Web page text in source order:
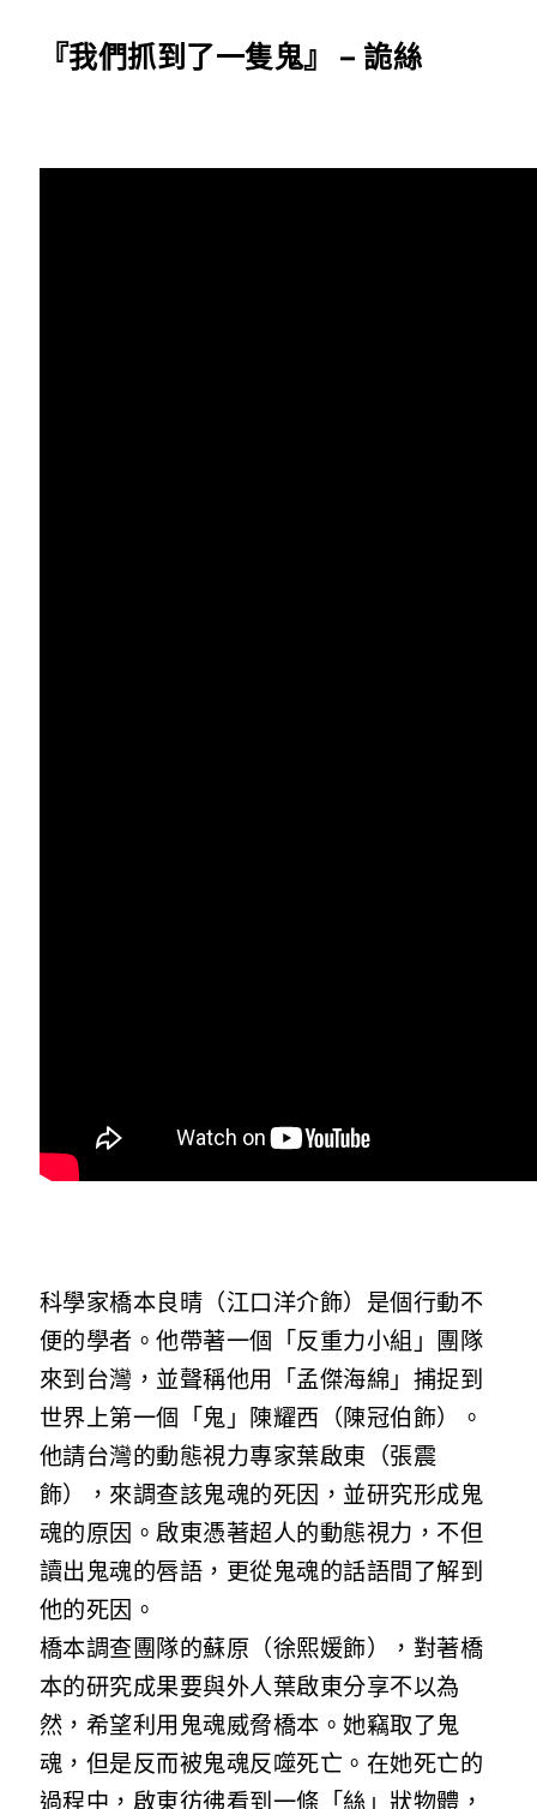
『我們抓到了一隻鬼』 – 詭絲
科學家橋本良晴（江口洋介飾）是個行動不
便的學者。他帶著一個「反重力小組」團隊
來到台灣，並聲稱他用「孟傑海綿」捕捉到
世界上第一個「鬼」陳耀西（陳冠伯飾）。
他請台灣的動態視力專家葉啟東（張震
飾），來調查該鬼魂的死因，並研究形成鬼
魂的原因。啟東憑著超人的動態視力，不但
讀出鬼魂的唇語，更從鬼魂的話語間了解到
他的死因。
橋本調查團隊的蘇原（徐熙媛飾），對著橋
本的研究成果要與外人葉啟東分享不以為
然，希望利用鬼魂威脅橋本。她竊取了鬼
魂，但是反而被鬼魂反噬死亡。在她死亡的
過程中，啟東彷彿看到一條「絲」狀物體，